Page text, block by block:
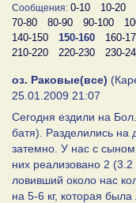
Сообщения: 0-10 10-20
70-80
80-90 90-100
140-150
150-160 160-
210-220
220-230 230-
оз. Раковые(все)
25.01.2009 21:07
Сегодня ездили на
батя). Разделились на
затемно. У нас с
них реализовано 2 (3.2
ловивший около нас
на 5-6 кг, которая